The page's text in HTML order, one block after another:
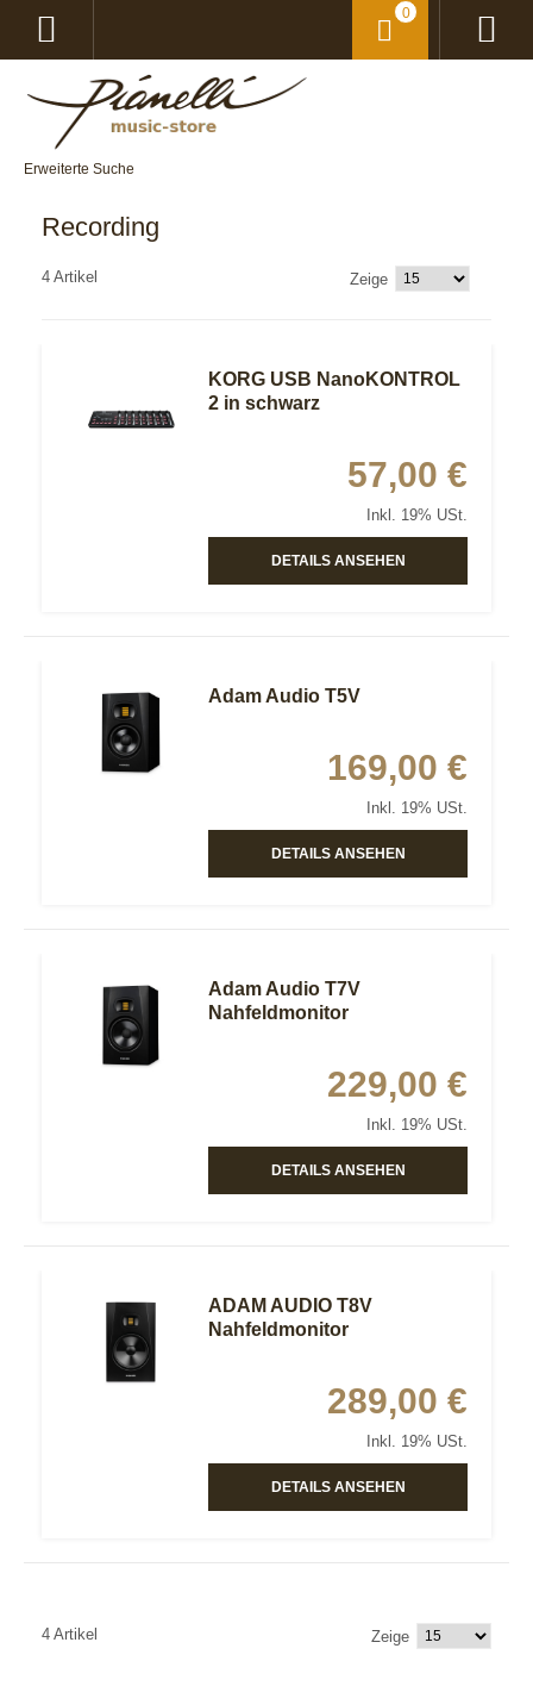
Erweiterte Suche
0
Recording
4 Artikel Zeige
KORG USB NanoKONTROL
2 in schwarz
57,00 €
Inkl. 19% USt.
DETAILS ANSEHEN
Adam Audio T5V
169,00 €
Inkl. 19% USt.
DETAILS ANSEHEN
Adam Audio T7V
Nahfeldmonitor
229,00 €
Inkl. 19% USt.
DETAILS ANSEHEN
ADAM AUDIO T8V
Nahfeldmonitor
289,00 €
Inkl. 19% USt.
DETAILS ANSEHEN
4 Artikel Zeige